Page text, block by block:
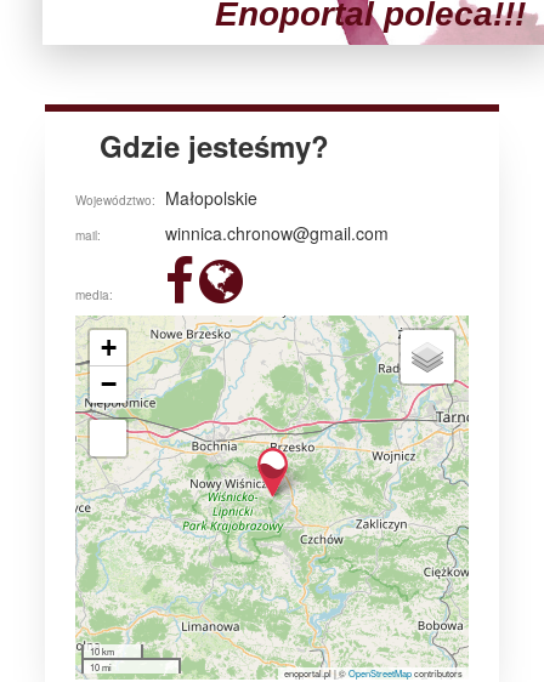
Enoportal poleca!!!
Gdzie jesteśmy?
Województwo: Małopolskie
mail: winnica.chronow@gmail.com
media:
+
−
10 km
10 mi
enoportal.pl|©OpenStreetMapcontributors